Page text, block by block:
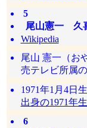
5
尾山憲一 久
Wikipedia
尾山 憲一（お
売テレビ所属
1971年1月4
出身の1971年
6